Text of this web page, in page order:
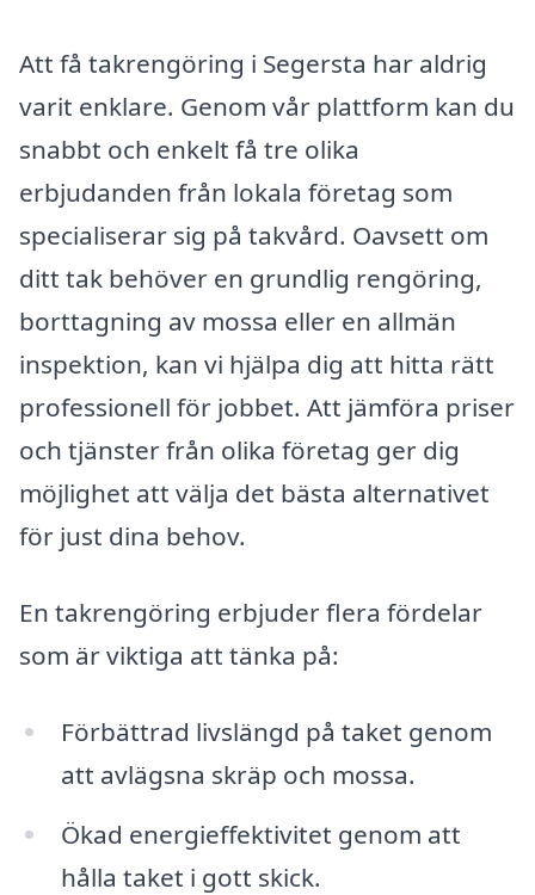
Att få takrengöring i Segersta har aldrig
varit enklare. Genom vår plattform kan du
snabbt och enkelt få tre olika
erbjudanden från lokala företag som
specialiserar sig på takvård. Oavsett om
ditt tak behöver en grundlig rengöring,
borttagning av mossa eller en allmän
inspektion, kan vi hjälpa dig att hitta rätt
professionell för jobbet. Att jämföra priser
och tjänster från olika företag ger dig
möjlighet att välja det bästa alternativet
för just dina behov.
En takrengöring erbjuder flera fördelar
som är viktiga att tänka på:
Förbättrad livslängd på taket genom
att avlägsna skräp och mossa.
Ökad energieffektivitet genom att
hålla taket i gott skick.